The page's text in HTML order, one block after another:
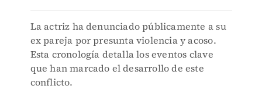
La actriz ha denunciado públicamente a su
ex pareja por presunta violencia y acoso.
Esta cronología detalla los eventos clave
que han marcado el desarrollo de este
conflicto.